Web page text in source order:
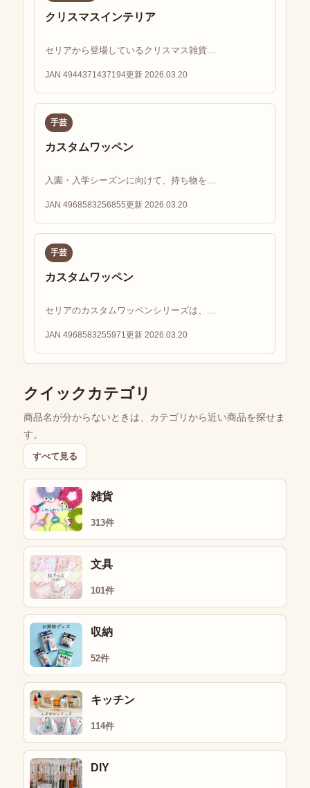
クリスマスインテリア
セリアから登場しているクリスマス雑貨...
JAN 4944371437194更新 2026.03.20
手芸
カスタムワッペン
入園・入学シーズンに向けて、持ち物を...
JAN 4968583256855更新 2026.03.20
手芸
カスタムワッペン
セリアのカスタムワッペンシリーズは、...
JAN 4968583255971 更新 2026.03.20
クイックカテゴリ
商品名が分からないときは、カテゴリから近い商品を探せま
す。
すべて見る
雑貨
313件
文具
101件
収納
52件
キッチン
114件
DIY